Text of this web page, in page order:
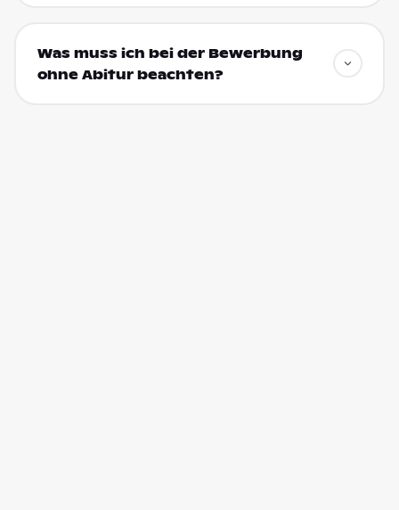
Was muss ich bei der Bewerbung
ohne Abitur beachten?